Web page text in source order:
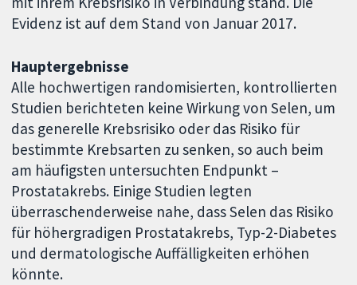
Evidenz ist auf dem Stand von Januar 2017.
Hauptergebnisse
Alle hochwertigen randomisierten, kontrollierten
Studien berichteten keine Wirkung von Selen, um
das generelle Krebsrisiko oder das Risiko für
bestimmte Krebsarten zu senken, so auch beim
am häufigsten untersuchten Endpunkt –
Prostatakrebs. Einige Studien legten
überraschenderweise nahe, dass Selen das Risiko
für höhergradigen Prostatakrebs, Typ-2-Diabetes
und dermatologische Auffälligkeiten erhöhen
könnte.